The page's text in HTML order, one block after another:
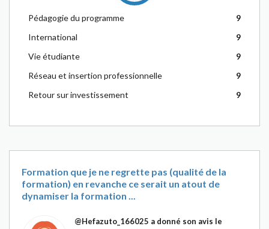
Pédagogie du programme
9
International
9
Vie étudiante
9
Réseau et insertion professionnelle
9
Retour sur investissement
9
Formation que je ne regrette pas (qualité de la
formation) en revanche ce serait un atout de
dynamiser la formation ...
@Hefazuto_166025 a donné son avis le